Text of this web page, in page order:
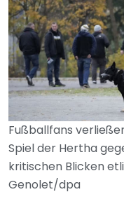
Fußballfans
Spiel der Hertha
kritischen Blicken
Genolet/dpa